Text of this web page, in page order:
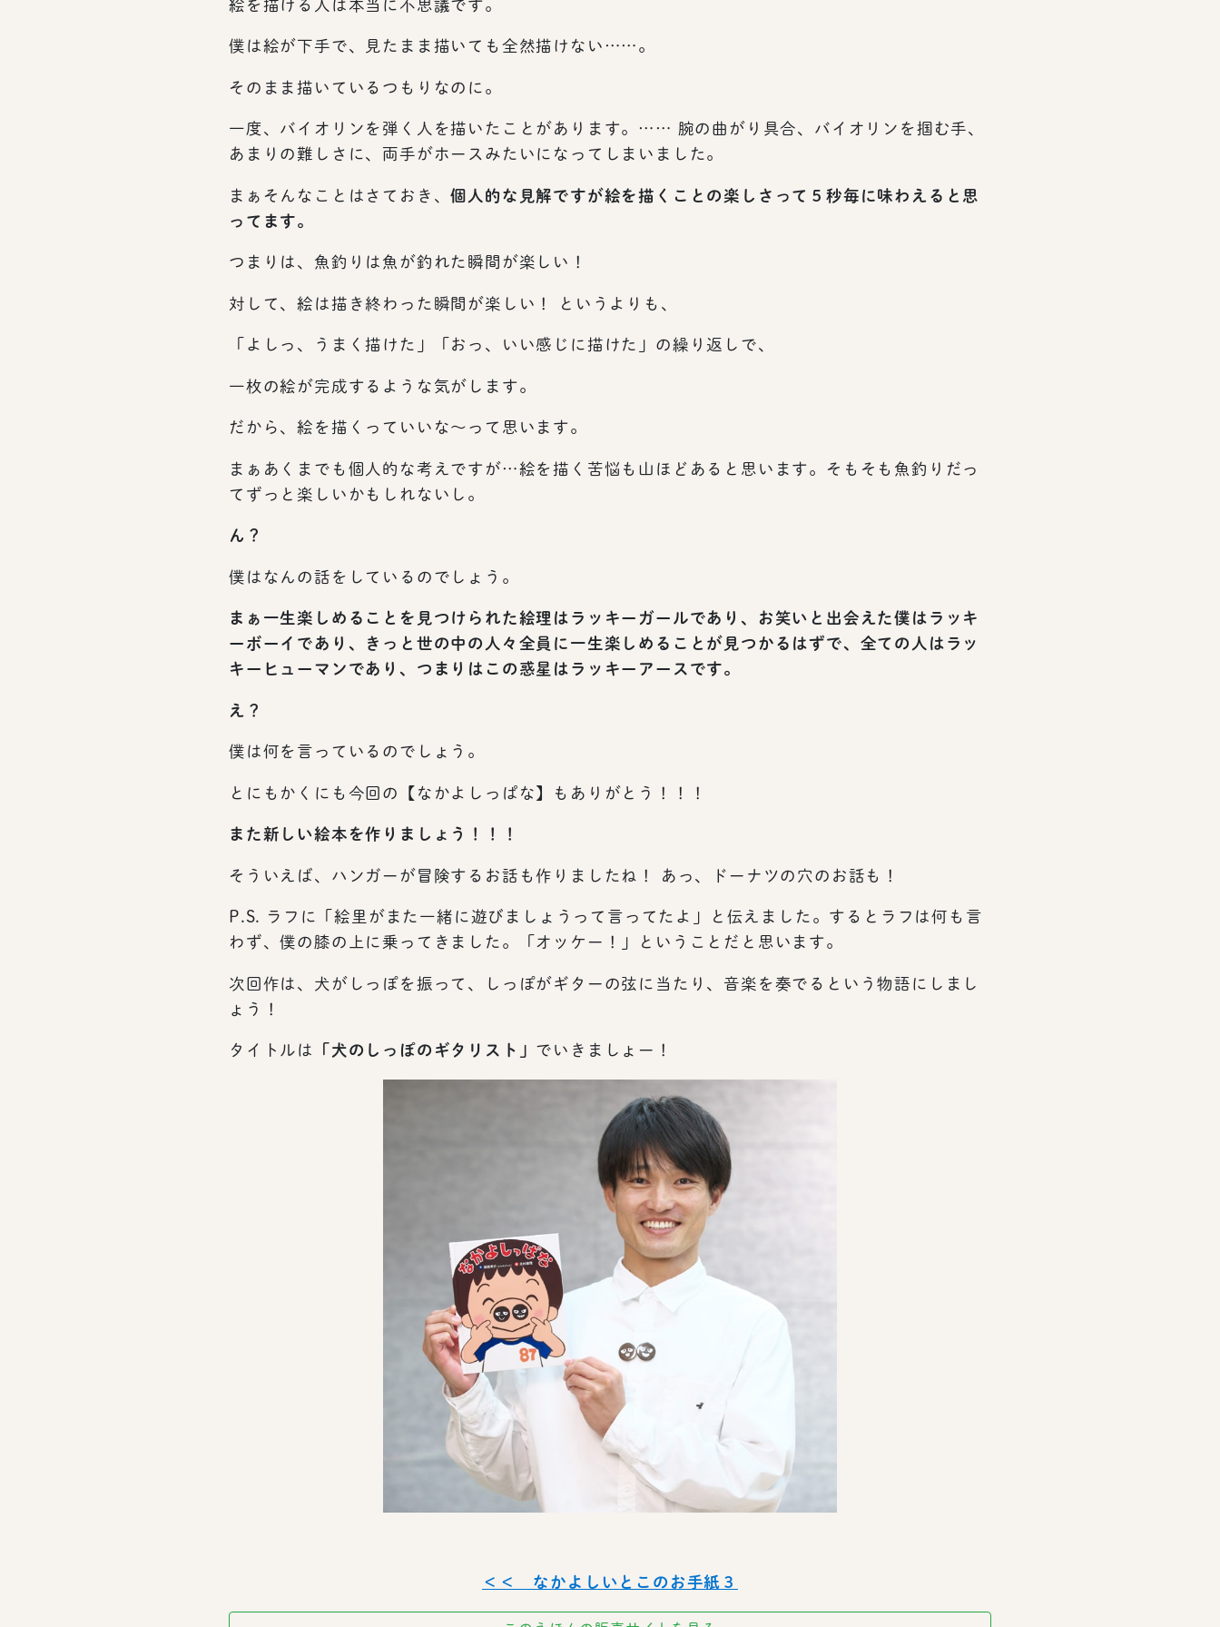
絵を描ける人は本当に不思議です。
僕は絵が下手で、見たまま描いても全然描けない……。
そのまま描いているつもりなのに。
一度、バイオリンを弾く人を描いたことがあります。…… 腕の曲がり具合、バイオリンを掴む手、
あまりの難しさに、両手がホースみたいになってしまいました。
まぁそんなことはさておき、個人的な見解ですが絵を描くことの楽しさって５秒毎に味わえると思
ってます。
つまりは、魚釣りは魚が釣れた瞬間が楽しい！
対して、絵は描き終わった瞬間が楽しい！ というよりも、
「よしっ、うまく描けた」「おっ、いい感じに描けた」の繰り返しで、
一枚の絵が完成するような気がします。
だから、絵を描くっていいな～って思います。
まぁあくまでも個人的な考えですが…絵を描く苦悩も山ほどあると思います。そもそも魚釣りだっ
てずっと楽しいかもしれないし。
ん？
僕はなんの話をしているのでしょう。
まぁ一生楽しめることを見つけられた絵理はラッキーガールであり、お笑いと出会えた僕はラッキ
ーボーイであり、きっと世の中の人々全員に一生楽しめることが見つかるはずで、全ての人はラッ
キーヒューマンであり、つまりはこの惑星はラッキーアースです。
え？
僕は何を言っているのでしょう。
とにもかくにも今回の【なかよしっぱな】もありがとう！！！
また新しい絵本を作りましょう！！！
そういえば、ハンガーが冒険するお話も作りましたね！ あっ、ドーナツの穴のお話も！
P.S. ラフに「絵里がまた一緒に遊びましょうって言ってたよ」と伝えました。するとラフは何も言
わず、僕の膝の上に乗ってきました。「オッケー！」ということだと思います。
次回作は、犬がしっぽを振って、しっぽがギターの弦に当たり、音楽を奏でるという物語にしまし
ょう！
タイトルは 「犬のしっぽのギタリスト」 でいきましょー！
＜＜ なかよしいとこのお手紙３